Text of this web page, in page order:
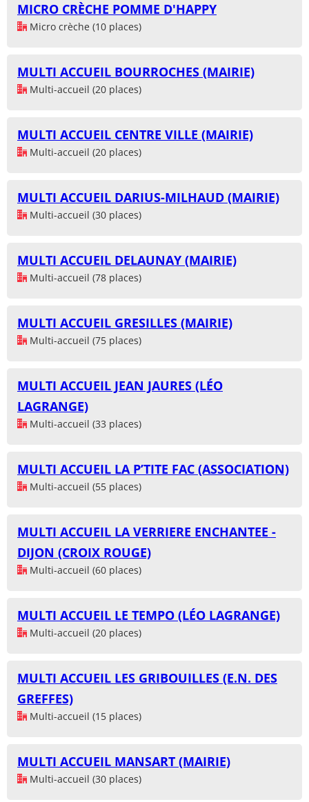
MICRO CRÈCHE POMME D'HAPPY
Micro crèche (10 places)
MULTI ACCUEIL BOURROCHES (MAIRIE)
Multi-accueil (20 places)
MULTI ACCUEIL CENTRE VILLE (MAIRIE)
Multi-accueil (20 places)
MULTI ACCUEIL DARIUS-MILHAUD (MAIRIE)
Multi-accueil (30 places)
MULTI ACCUEIL DELAUNAY (MAIRIE)
Multi-accueil (78 places)
MULTI ACCUEIL GRESILLES (MAIRIE)
Multi-accueil (75 places)
MULTI ACCUEIL JEAN JAURES (LÉO
LAGRANGE)
Multi-accueil (33 places)
MULTI ACCUEIL LA P’TITE FAC (ASSOCIATION)
Multi-accueil (55 places)
MULTI ACCUEIL LA VERRIERE ENCHANTEE -
DIJON (CROIX ROUGE)
Multi-accueil (60 places)
MULTI ACCUEIL LE TEMPO (LÉO LAGRANGE)
Multi-accueil (20 places)
MULTI ACCUEIL LES GRIBOUILLES (E.N. DES
GREFFES)
Multi-accueil (15 places)
MULTI ACCUEIL MANSART (MAIRIE)
Multi-accueil (30 places)